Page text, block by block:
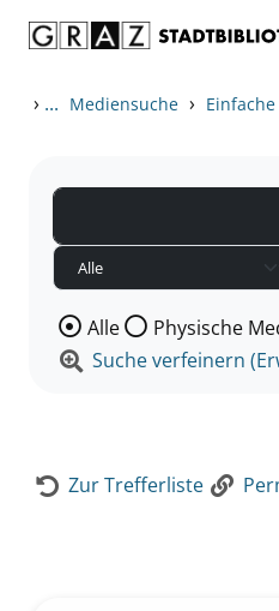
› ... Mediensuche ›
Wählen Sie die
Alle Physische
Suche verfeinern
Zur Trefferliste